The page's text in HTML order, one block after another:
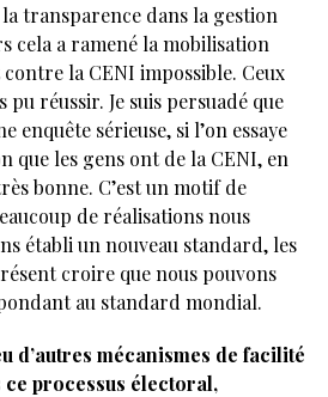
transparence dans la gestion
cela a ramené la mobilisation
la CENI impossible. Ceux
pu réussir. Je suis persuadé que
enquête sérieuse, si l’on essaye
que les gens ont de la CENI, en
bonne. C’est un motif de
de réalisations nous
établi un nouveau standard, les
croire que nous pouvons
au standard mondial.
d’autres mécanismes de facilité
ce processus électoral,